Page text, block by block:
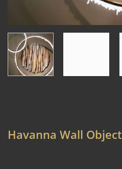
Havanna Wall Object